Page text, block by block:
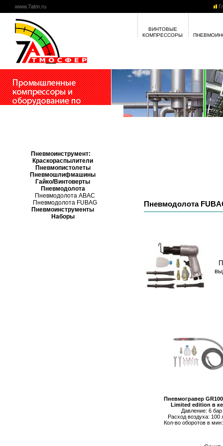
www.7atm.ru
ВИНТОВЫЕ
КОМПРЕССОРЫ
Пневмоинструмент:
Краскораспылители
Пневмопистолеты
Пневмошлифмашины
Гайко/Винтоверты
Пневмодолота
Пневмодолота ABAC
Пневмодолота FUBAG
Пневмоинструменты
Наборы
Пневмодолота
Пневмогравер
Limited edition в
Давление: 6 бар
Расход воздуха: 100
Кол-во оборотов в